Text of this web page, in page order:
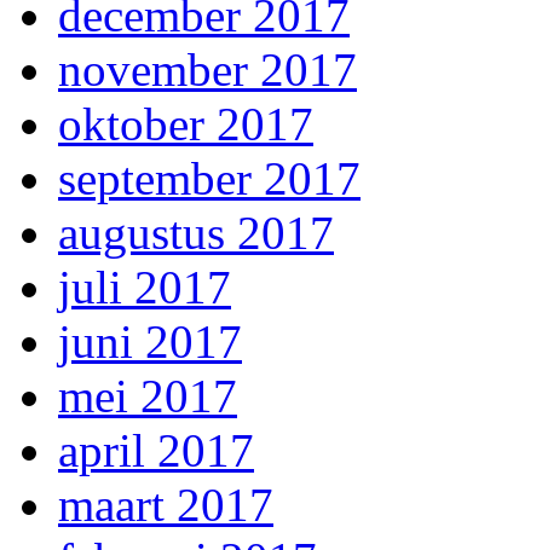
december 2017
november 2017
oktober 2017
september 2017
augustus 2017
juli 2017
juni 2017
mei 2017
april 2017
maart 2017